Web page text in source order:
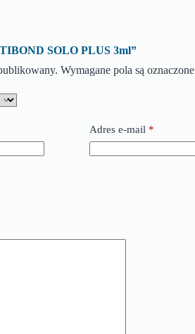
SOLO PLUS 3ml”
Wymagane pola są oznaczone
Adres e-mail *